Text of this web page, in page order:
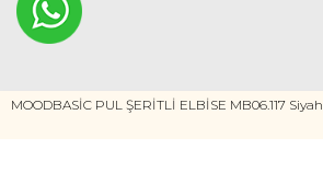
0546 212 04 88
MOODBASİC PUL ŞERİTLİ ELBİSE MB06.117 Siyah